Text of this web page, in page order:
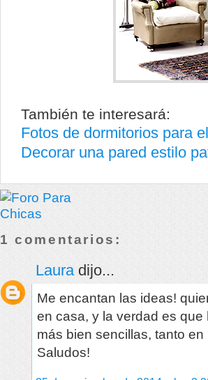
También te interesará:
Fotos de dormitorios para
Decorar una pared estilo
1 comentarios:
Lauradijo...
Me encantan las ideas!
en casa, y la verdad es
más bien sencillas, tanto
Saludos!